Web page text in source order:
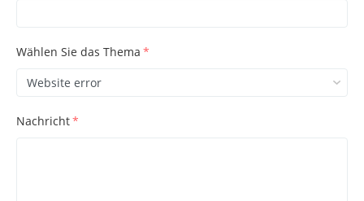
Wählen Sie das Thema *
Nachricht*